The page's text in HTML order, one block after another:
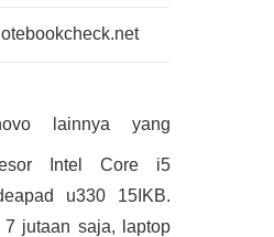
lainnya yang
Intel Core i5
u330 15IKB.
7 jutaan saja, laptop